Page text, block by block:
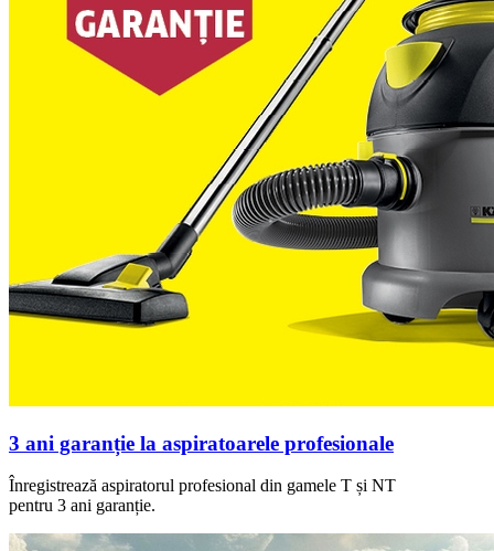
3 ani garanție la aspiratoarele profesionale
Înregistrează aspiratorul profesional din gamele T și NT
pentru 3 ani garanție.